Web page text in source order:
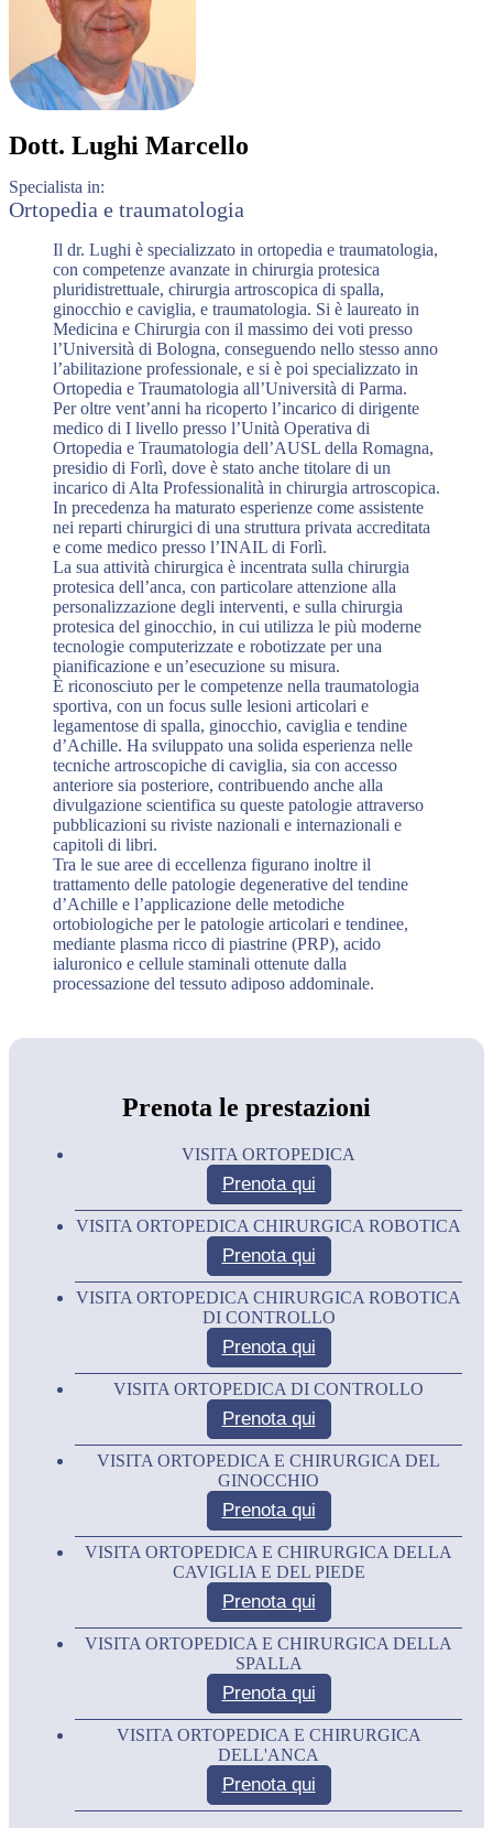
Dott. Lughi Marcello
Specialista in:
Ortopedia e traumatologia
Il dr. Lughi è specializzato in ortopedia e traumatologia,
con competenze avanzate in chirurgia protesica
pluridistrettuale, chirurgia artroscopica di spalla,
ginocchio e caviglia, e traumatologia. Si è laureato in
Medicina e Chirurgia con il massimo dei voti presso
l’Università di Bologna, conseguendo nello stesso anno
l’abilitazione professionale, e si è poi specializzato in
Ortopedia e Traumatologia all’Università di Parma.
Per oltre vent’anni ha ricoperto l’incarico di dirigente
medico di I livello presso l’Unità Operativa di
Ortopedia e Traumatologia dell’AUSL della Romagna,
presidio di Forlì, dove è stato anche titolare di un
incarico di Alta Professionalità in chirurgia artroscopica.
In precedenza ha maturato esperienze come assistente
nei reparti chirurgici di una struttura privata accreditata
e come medico presso l’INAIL di Forlì.
La sua attività chirurgica è incentrata sulla chirurgia
protesica dell’anca, con particolare attenzione alla
personalizzazione degli interventi, e sulla chirurgia
protesica del ginocchio, in cui utilizza le più moderne
tecnologie computerizzate e robotizzate per una
pianificazione e un’esecuzione su misura.
È riconosciuto per le competenze nella traumatologia
sportiva, con un focus sulle lesioni articolari e
legamentose di spalla, ginocchio, caviglia e tendine
d’Achille. Ha sviluppato una solida esperienza nelle
tecniche artroscopiche di caviglia, sia con accesso
anteriore sia posteriore, contribuendo anche alla
divulgazione scientifica su queste patologie attraverso
pubblicazioni su riviste nazionali e internazionali e
capitoli di libri.
Tra le sue aree di eccellenza figurano inoltre il
trattamento delle patologie degenerative del tendine
d’Achille e l’applicazione delle metodiche
ortobiologiche per le patologie articolari e tendinee,
mediante plasma ricco di piastrine (PRP), acido
ialuronico e cellule staminali ottenute dalla
processazione del tessuto adiposo addominale.
Prenota le prestazioni
VISITA ORTOPEDICA
Prenota qui
VISITA ORTOPEDICA CHIRURGICA ROBOTICA
Prenota qui
VISITA ORTOPEDICA CHIRURGICA ROBOTICA
DI CONTROLLO
Prenota qui
VISITA ORTOPEDICA DI CONTROLLO
Prenota qui
VISITA ORTOPEDICA E CHIRURGICA DEL
GINOCCHIO
Prenota qui
VISITA ORTOPEDICA E CHIRURGICA DELLA
CAVIGLIA E DEL PIEDE
Prenota qui
VISITA ORTOPEDICA E CHIRURGICA DELLA
SPALLA
Prenota qui
VISITA ORTOPEDICA E CHIRURGICA
DELL'ANCA
Prenota qui